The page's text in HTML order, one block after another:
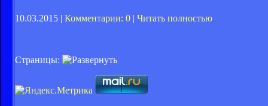
10.03.2015 | Комментарии: 0 | Читать полностью
Страницы: